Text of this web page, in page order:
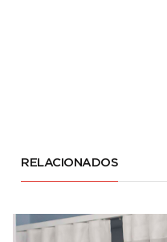
RELACIONADOS